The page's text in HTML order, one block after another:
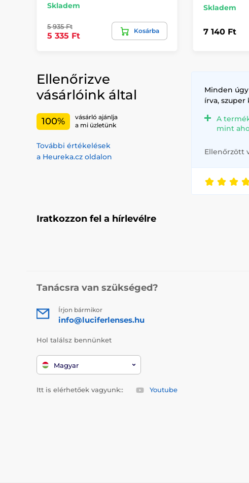
Skladem
5 935 Ft
5 335 Ft
Kosárba
Skladem
7 140 Ft
Ellenőrizve
vásárlóink által
100%
vásárló ajánlja
a mi üzletünk
További értékelések
a Heureka.cz oldalon
Minden
írva, szuper
A
mint
Ellenőrzött
Iratkozzon fel a hírlevélre
Tanácsra van szükséged?
Írjon bármikor
info@luciferlenses.hu
Hol találsz bennünket
Magyar
Itt is elérhetőek vagyunk:: Youtube